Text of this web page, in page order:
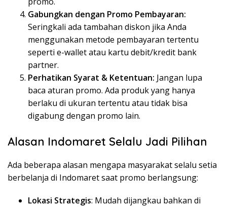
Gabungkan dengan Promo Pembayaran:
Seringkali ada tambahan diskon jika Anda
menggunakan metode pembayaran tertentu
seperti e-wallet atau kartu debit/kredit bank
partner.
Perhatikan Syarat & Ketentuan: Jangan lupa
baca aturan promo. Ada produk yang hanya
berlaku di ukuran tertentu atau tidak bisa
digabung dengan promo lain.
Alasan Indomaret Selalu Jadi Pilihan
Ada beberapa alasan mengapa masyarakat selalu setia
berbelanja di Indomaret saat promo berlangsung:
Lokasi Strategis: Mudah dijangkau bahkan di